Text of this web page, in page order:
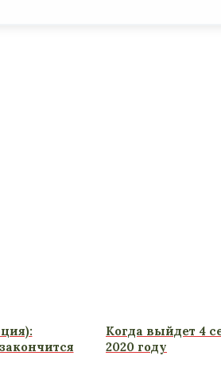
Когда выйдет 4
2020 году